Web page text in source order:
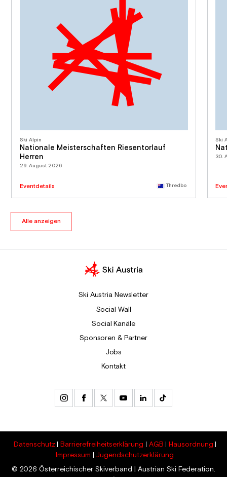
Ski Alpin
Nationale Meisterschaften Riesentorlauf
Herren
29. August 2026
Eventdetails Thredbo
Ski
30.
Alle anzeigen
Ski Austria Newsletter
Social Wall
Social Kanäle
Sponsoren & Partner
Jobs
Kontakt
Datenschutz Barrierefreiheitserklärung AGB
Hausordnung
Impressum
Jugendschutzerklärung
© 2026 Österreichischer Skiverband | Austrian Ski Federation.